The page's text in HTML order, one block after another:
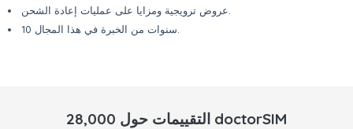
28,000 التقييمات حول doctorSIM